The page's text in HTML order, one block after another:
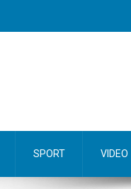
SPORT VIDEO